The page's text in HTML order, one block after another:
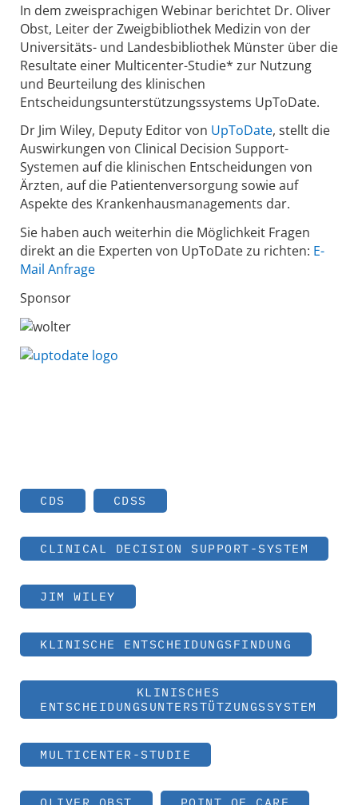
In dem zweisprachigen Webinar berichtet Dr. Oliver
Obst, Leiter der Zweigbibliothek Medizin von der
Universitäts- und Landesbibliothek Münster über die
Resultate einer Multicenter-Studie* zur Nutzung
und Beurteilung des klinischen
Entscheidungsunterstützungssystems UpToDate.
Dr Jim Wiley, Deputy Editor von UpToDate, stellt die
Auswirkungen von Clinical Decision Support-
Systemen auf die klinischen Entscheidungen von
Ärzten, auf die Patientenversorgung sowie auf
Aspekte des Krankenhausmanagements dar.
Sie haben auch weiterhin die Möglichkeit Fragen
direkt an die Experten von UpToDate zu richten: E-
Mail Anfrage
Sponsor
CDS CDSS
CLINICAL DECISION SUPPORT-SYSTEM
JIM WILEY
KLINISCHE ENTSCHEIDUNGSFINDUNG
KLINISCHES
ENTSCHEIDUNGSUNTERSTÜTZUNGSSYSTEM
MULTICENTER-STUDIE